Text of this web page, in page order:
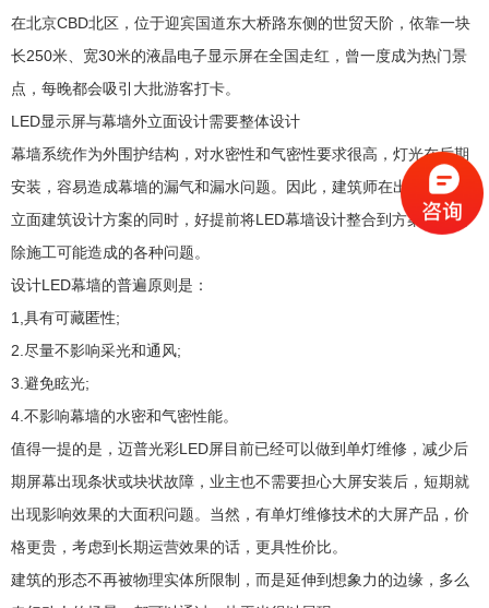
在北京CBD北区，位于迎宾国道东大桥路东侧的世贸天阶，依靠一块
长250米、宽30米的液晶电子显示屏在全国走红，曾一度成为热门景
点，每晚都会吸引大批游客打卡。
LED显示屏与幕墙外立面设计需要整体设计
幕墙系统作为外围护结构，对水密性和气密性要求很高，灯光在后期
安装，容易造成幕墙的漏气和漏水问题。因此，建筑师在出商业体外
立面建筑设计方案的同时，好提前将LED幕墙设计整合到方案中，消
除施工可能造成的各种问题。
设计LED幕墙的普遍原则是：
1,具有可藏匿性;
2.尽量不影响采光和通风;
3.避免眩光;
4.不影响幕墙的水密和气密性能。
值得一提的是，迈普光彩LED屏目前已经可以做到单灯维修，减少后
期屏幕出现条状或块状故障，业主也不需要担心大屏安装后，短期就
出现影响效果的大面积问题。当然，有单灯维修技术的大屏产品，价
格更贵，考虑到长期运营效果的话，更具性价比。
建筑的形态不再被物理实体所限制，而是延伸到想象力的边缘，多么